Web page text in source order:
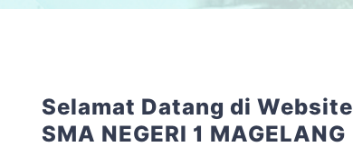
Selamat Datang di Website
SMA NEGERI 1 MAGELANG